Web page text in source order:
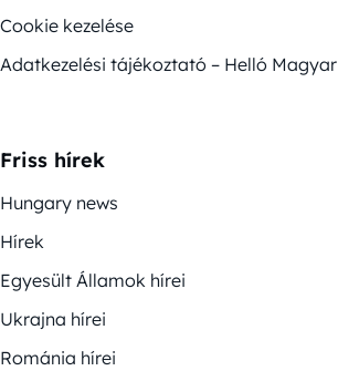
Cookie kezelése
Adatkezelési tájékoztató – Helló Magyar
Friss hírek
Hungary news
Hírek
Egyesült Államok hírei
Ukrajna hírei
Románia hírei